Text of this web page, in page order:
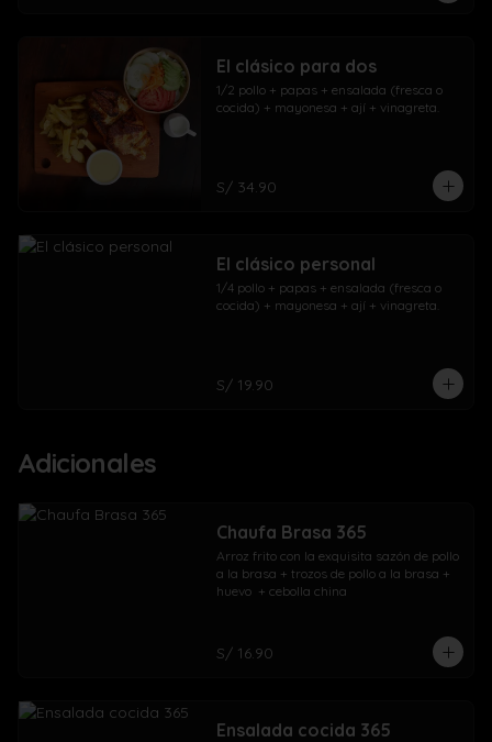
El clásico para dos
1/2 pollo + papas + ensalada (fresca o
cocida) + mayonesa + ají + vinagreta.
S/ 34.90
El clásico personal
1/4 pollo + papas + ensalada (fresca o
cocida) + mayonesa + ají + vinagreta.
S/ 19.90
Adicionales
Chaufa Brasa 365
Arroz frito con la exquisita sazón de pollo
a la brasa + trozos de pollo a la brasa +
huevo  + cebolla china
S/ 16.90
Ensalada cocida 365